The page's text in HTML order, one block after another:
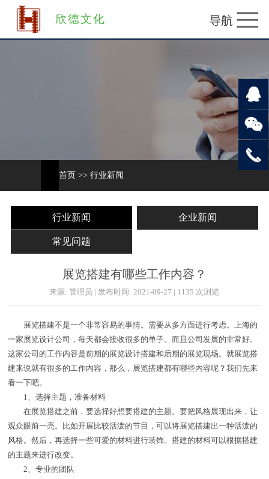
欣德文化
首页 >> 行业新闻
行业新闻 企业新闻
常见问题
展览搭建有哪些工作内容？
来源: 管理员 | 发布时间: 2021-09-27 | 1135 次浏览
展览搭建不是一个非常容易的事情。需要从多方面进行考虑。上海的
一家展览设计公司，每天都会接收很多的单子。而且公司发展的非常好。
这家公司的工作内容是前期的展览设计搭建和后期的展览现场。就展览搭
建来说就有很多的工作内容，那么，展览搭建都有哪些内容呢？我们先来
看一下吧。
1、选择主题，准备材料
在展览搭建之前，要选择好想要搭建的主题。要把风格展现出来，让
观众眼前一亮。比如开展比较活泼的节目，可以将展览搭建出一种活泼的
风格。然后，再选择一些可爱的材料进行装饰。搭建的材料可以根据搭建
的主题来进行改变。
2、专业的团队